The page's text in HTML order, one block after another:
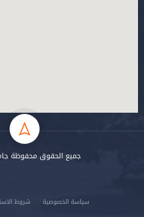
جميع الحقوق محفوظة
سياسة الخصوصية شروط